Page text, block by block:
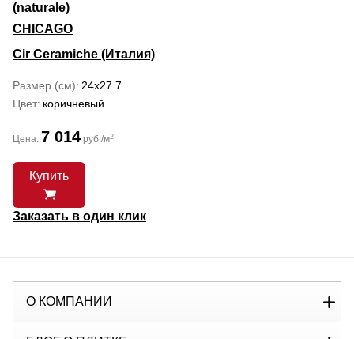
(naturale)
CHICAGO
Cir Ceramiche (Италия)
Размер (см) 24x27.7
Цвет коричневый
Цена: 7 014 руб./м2
Купить
Заказать в один клик
О КОМПАНИИ